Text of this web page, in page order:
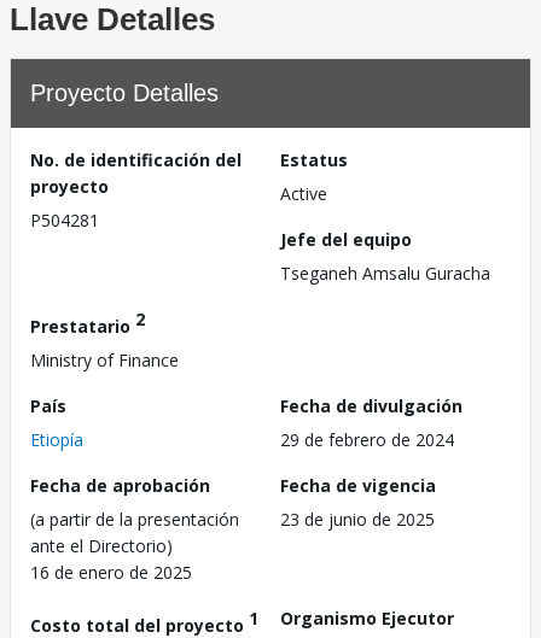
Llave Detalles
Proyecto Detalles
No. de identificación del
proyecto
P504281
Estatus
Active
Jefe del equipo
Tseganeh Amsalu Guracha
Prestatario 2
Ministry of Finance
País
Etiopía
Fecha de divulgación
29 de febrero de 2024
Fecha de aprobación
(a partir de la presentación
ante el Directorio)
16 de enero de 2025
Fecha de vigencia
23 de junio de 2025
Costo total del proyecto 1
Organismo Ejecutor